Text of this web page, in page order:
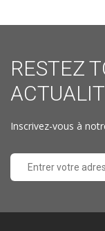
RESTEZ
Inscrivez-vous à